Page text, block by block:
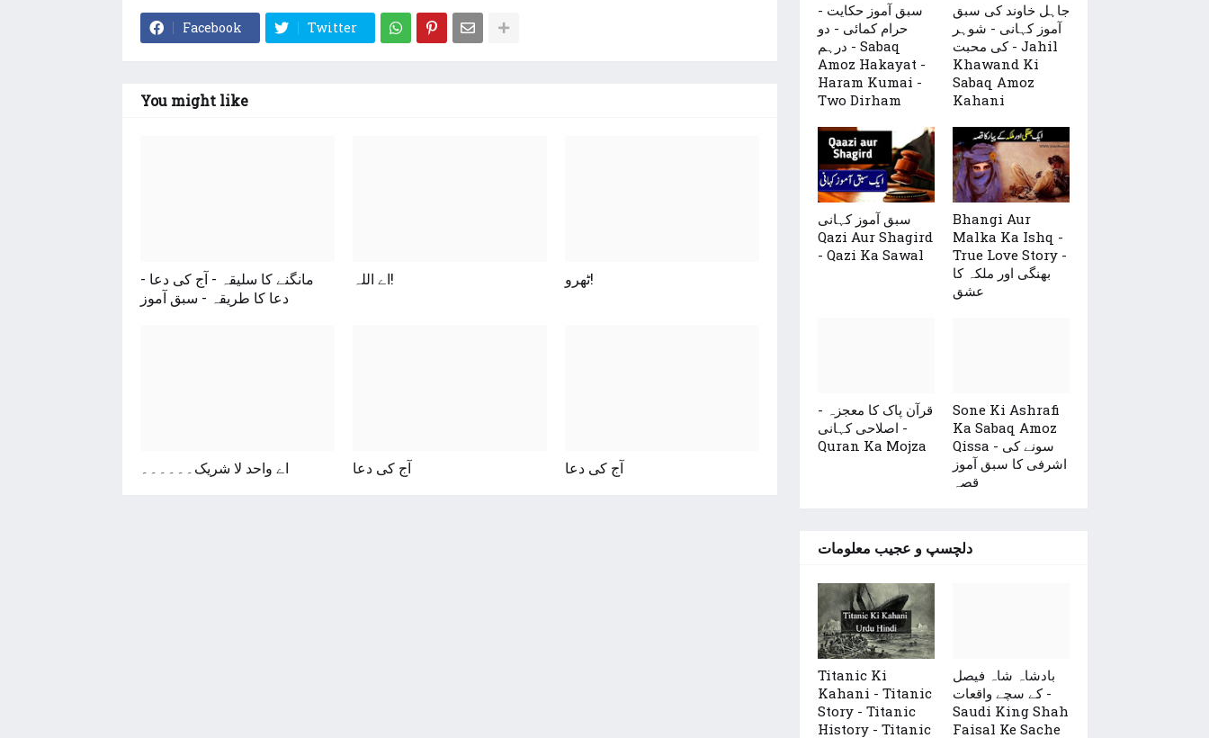
Facebook Twitter
You might like
مانگنے کا سلیقہ - آج کی دعا -
دعا کا طریقہ - سبق آموز
اے اللہ! ٹھرو!
اے واحد لا شریک۔۔۔۔۔۔ آج کی دعا آج کی دعا
سبق آموز حکایت -
حرام کمائی - دو
درہم - Sabaq
Amoz Hakayat -
Haram Kumai -
Two Dirham
جاہل خاوند کی سبق
آموز کہانی - شوہر
کی محبت - Jahil
Khawand Ki
Sabaq Amoz
Kahani
سبق آموز کہانی
Qazi Aur Shagird
- Qazi Ka Sawal
Bhangi Aur
Malka Ka Ishq -
True Love Story -
بھنگی اور ملکہ کا
عشق
قرآن پاک کا معجزہ -
اصلاحی کہانی -
Quran Ka Mojza
Sone Ki Ashrafi
Ka Sabaq Amoz
Qissa - سونے کی
اشرفی کا سبق آموز
قصہ
دلچسپ و عجیب معلومات
Titanic Ki
Kahani - Titanic
Story - Titanic
History - Titanic
بادشاہ شاہ فیصل
کے سچے واقعات -
Saudi King Shah
Faisal Ke Sache